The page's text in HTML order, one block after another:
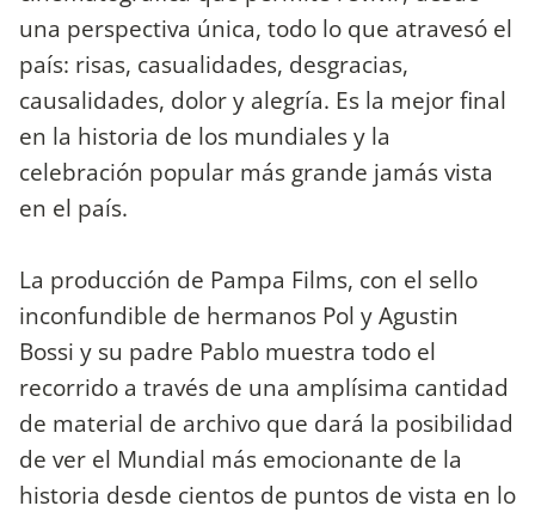
una perspectiva única, todo lo que atravesó el
país: risas, casualidades, desgracias,
causalidades, dolor y alegría. Es la mejor final
en la historia de los mundiales y la
celebración popular más grande jamás vista
en el país.
La producción de Pampa Films, con el sello
inconfundible de hermanos Pol y Agustin
Bossi y su padre Pablo muestra todo el
recorrido a través de una amplísima cantidad
de material de archivo que dará la posibilidad
de ver el Mundial más emocionante de la
historia desde cientos de puntos de vista en lo